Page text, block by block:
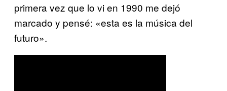
primera vez que lo vi en 1990 me dejó
marcado y pensé: «esta es la música del
futuro».